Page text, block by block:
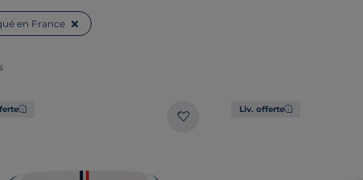
en France
Liv. offerte